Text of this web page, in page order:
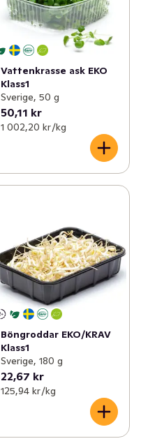
Vattenkrasse ask EKO
Klass1
Sverige, 50 g
50,11 kr
1 002,20 kr /kg
Böngroddar EKO/KRAV
Klass1
Sverige, 180 g
22,67 kr
125,94 kr /kg